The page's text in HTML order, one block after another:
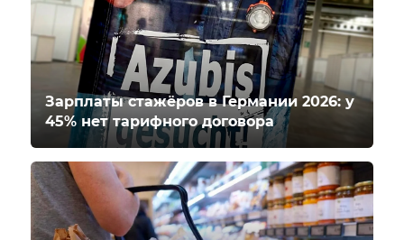
Зарплаты стажёров в Германии 2026: у
45% нет тарифного договора